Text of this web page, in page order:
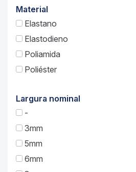
Material
Elastano
Elastodieno
Poliamida
Poliéster
Largura nominal
-
3mm
5mm
6mm